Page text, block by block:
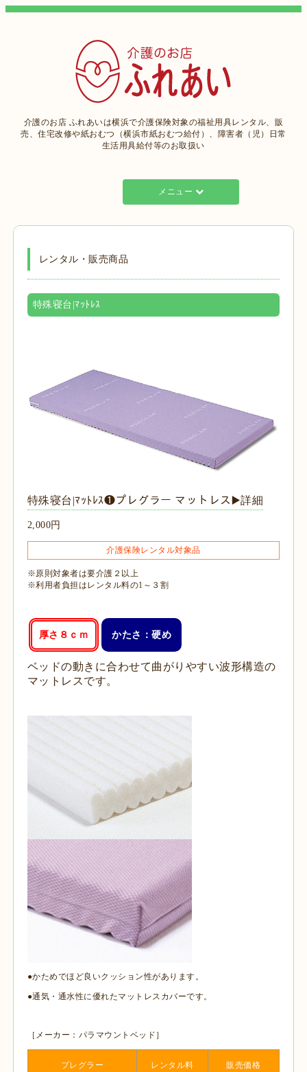
介護のお店 ふれあいは横浜で介護保険対象の福祉用具レンタル、販
売、住宅改修や紙おむつ（横浜市紙おむつ給付）、障害者（児）日常
生活用具給付等のお取扱い
メニュー
レンタル・販売商品
特殊寝台|ﾏｯﾄﾚｽ
特殊寝台|ﾏｯﾄﾚｽ❶プレグラー マットレス▶️詳細
2,000円
介護保険レンタル対象品
※原則対象者は要介護２以上
※利用者負担はレンタル料の1～３割
厚さ８ｃｍ かたさ：硬め
ベッドの動きに合わせて曲がりやすい波形構造の
マットレスです。
●かためでほど良いクッション性があります。
●通気・通水性に優れたマットレスカバーです。
［メーカー：パラマウントベッド］
プレグラー レンタル料 販売価格